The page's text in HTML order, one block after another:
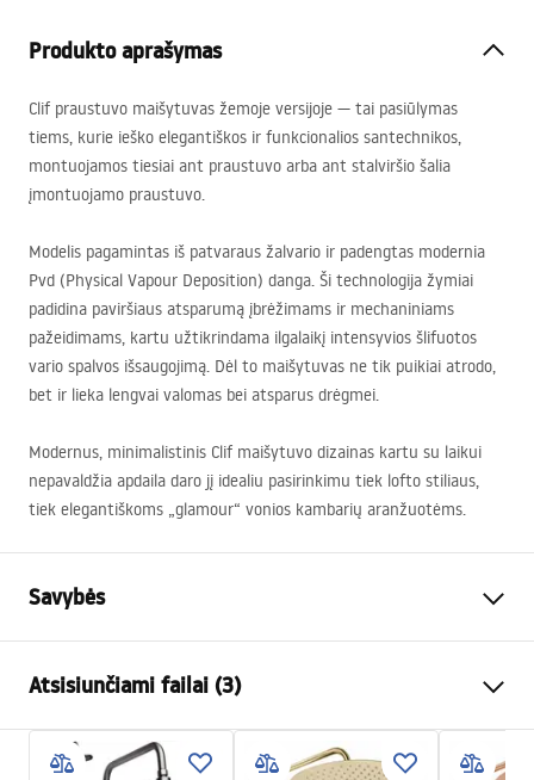
Produkto aprašymas
Clif praustuvo maišytuvas žemoje versijoje — tai pasiūlymas
tiems, kurie ieško elegantiškos ir funkcionalios santechnikos,
montuojamos tiesiai ant praustuvo arba ant stalviršio šalia
įmontuojamo praustuvo.
Modelis pagamintas iš patvaraus žalvario ir padengtas modernia
Pvd (Physical Vapour Deposition) danga. Ši technologija žymiai
padidina paviršiaus atsparumą įbrėžimams ir mechaniniams
pažeidimams, kartu užtikrindama ilgalaikį intensyvios šlifuotos
vario spalvos išsaugojimą. Dėl to maišytuvas ne tik puikiai atrodo,
bet ir lieka lengvai valomas bei atsparus drėgmei.
Modernus, minimalistinis Clif maišytuvo dizainas kartu su laikui
nepavaldžia apdaila daro jį idealiu pasirinkimu tiek lofto stiliaus,
tiek elegantiškoms „glamour“ vonios kambarių aranžuotėms.
Savybės
Montavimo būdas
Spalva
Šlifuotas varis
Snapelio tipas
Fiksuota
Atsisiunčiami failai (3)
Garantijos sąlygos